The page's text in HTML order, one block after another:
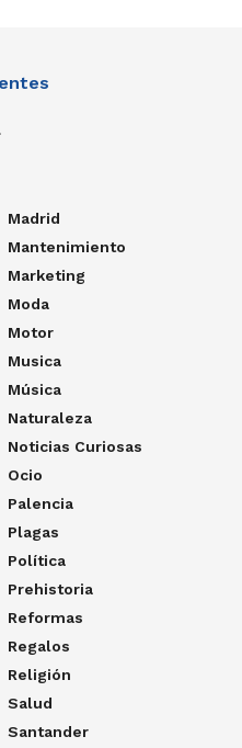
Madrid
Mantenimiento
Marketing
Moda
Motor
Musica
Música
Naturaleza
Noticias Curiosas
Ocio
Palencia
Plagas
Política
Prehistoria
Reformas
Regalos
Religión
Salud
Santander